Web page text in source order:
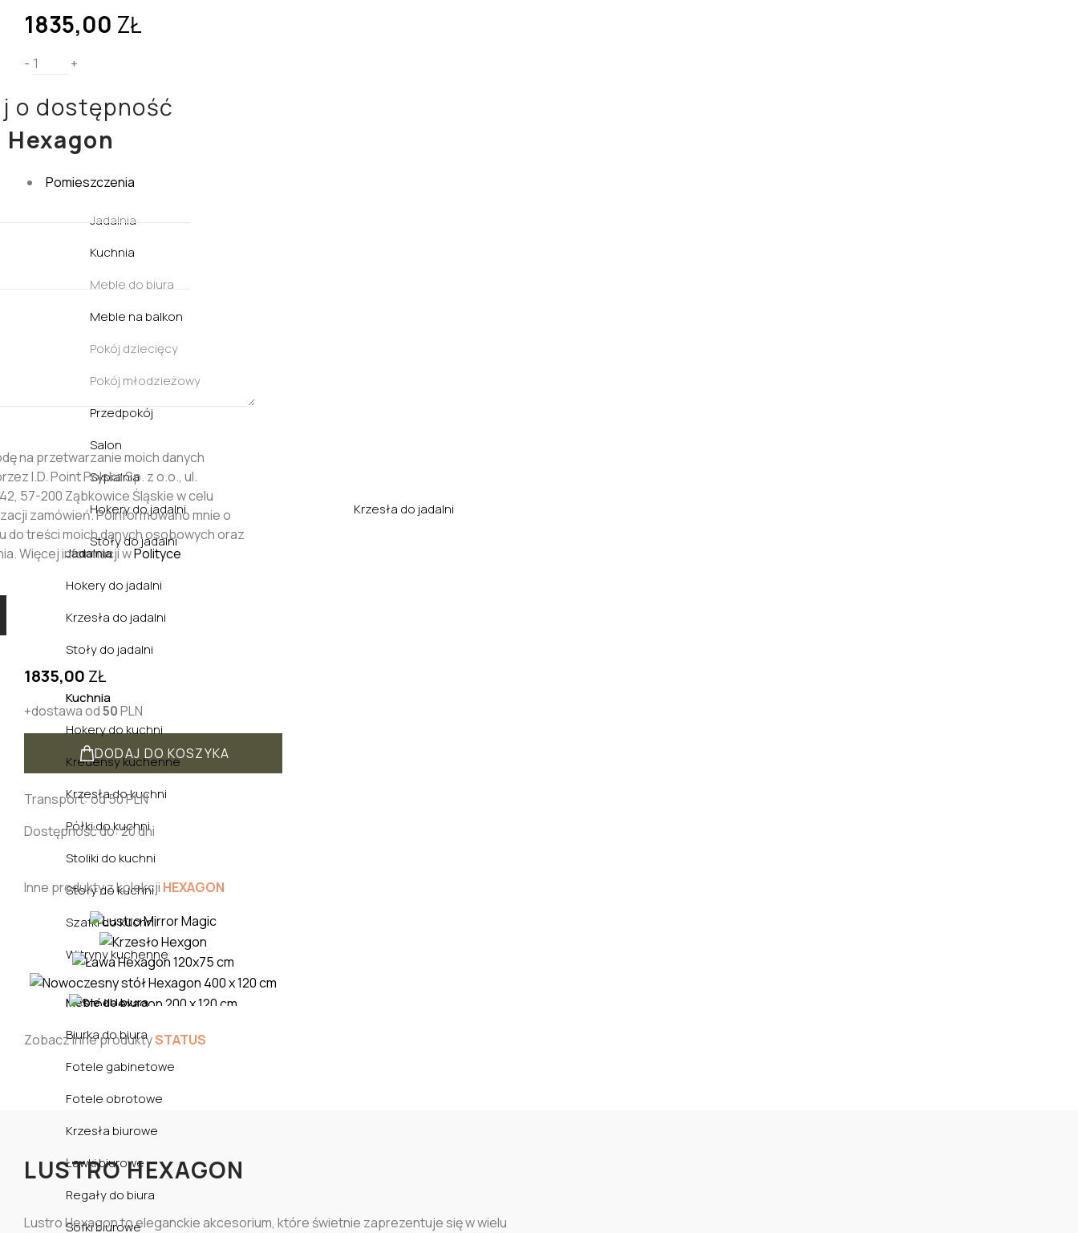
Pomieszczenia
Jadalnia
Kuchnia
Meble do biura
Meble na balkon
Pokój dziecięcy
Pokój młodzieżowy
Przedpokój
Salon
Sypialnia
Hokery do jadalni
Krzesła do jadalni
Stoły do jadalni
Jadalnia
Hokery do jadalni
Krzesła do jadalni
Stoły do jadalni
Kuchnia
Hokery do kuchni
Kredensy kuchenne
Krzesła do kuchni
Półki do kuchni
Stoliki do kuchni
Stoły do kuchni
Szafki do kuchni
Witryny kuchenne
Meble do biura
Biurka do biura
Fotele gabinetowe
Fotele obrotowe
Krzesła biurowe
Ławki biurowe
Regały do biura
Sofki biurowe
1835,00 ZŁ
- +
o dostępność
na przetwarzanie moich danych
I.D. Point Polska Sp. z o.o., ul.
57-200 Ząbkowice Śląskie w celu
zamówień. Poinformowano mnie o
do treści moich danych osobowych oraz
Więcej informacji wPolityce
1835,00 ZŁ
+dostawa od50PLN
DODAJ DO KOSZYKA
Transport: od 50 PLN
Dostępność do: 20 dni
Inne produkty z kolekcji HEXAGON
Zobacz inne produktySTATUS
LUSTRO HEXAGON
Lustro Hexagon to eleganckie akcesorium, które świetnie zaprezentuje się w wielu